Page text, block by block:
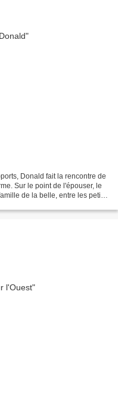
Donald fait la rencontre de
Sur le point de l'épouser, le
de la belle, entre les petits-